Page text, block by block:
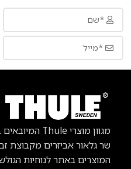
מגוון מוצרי Thule
שר גלאור אביזרים מקבוצת
המוצרים באתר לנוחיות